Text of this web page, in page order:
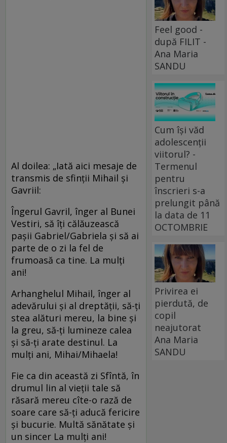
Al doilea: „Iată aici mesaje de
transmis de sfinții Mihail și
Gavriil:
Îngerul Gavril, înger al Bunei
Vestiri, să îţi călăuzească
paşii Gabriel/Gabriela şi să ai
parte de o zi la fel de
frumoasă ca tine. La mulţi
ani!
Arhanghelul Mihail, înger al
adevărului şi al dreptăţii, să-ţi
stea alături mereu, la bine şi
la greu, să-ţi lumineze calea
şi să-ţi arate destinul. La
mulţi ani, Mihai/Mihaela!
Fie ca din această zi Sfîntă, în
drumul lin al vieţii tale să
răsară mereu cîte-o rază de
soare care să-ţi aducă fericire
şi bucurie. Multă sănătate şi
un sincer La mulţi ani!
Feel good -
după FILIT -
Ana Maria
SANDU
Cum își văd
adolescenții
viitorul? -
Termenul
pentru
înscrieri s-a
prelungit până
la data de 11
OCTOMBRIE
Privirea ei
pierdută, de
copil
neajutorat
Ana Maria
SANDU